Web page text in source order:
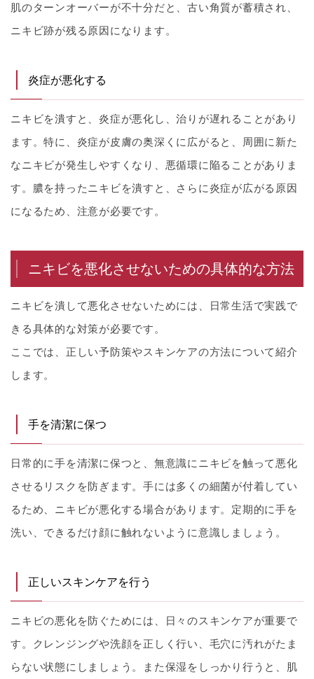
肌のターンオーバーが不十分だと、古い角質が蓄積され、
ニキビ跡が残る原因になります。
炎症が悪化する
ニキビを潰すと、炎症が悪化し、治りが遅れることがあり
ます。特に、炎症が皮膚の奥深くに広がると、周囲に新た
なニキビが発生しやすくなり、悪循環に陥ることがありま
す。膿を持ったニキビを潰すと、さらに炎症が広がる原因
になるため、注意が必要です。
ニキビを悪化させないための具体的な方法
ニキビを潰して悪化させないためには、日常生活で実践で
きる具体的な対策が必要です。
ここでは、正しい予防策やスキンケアの方法について紹介
します。
手を清潔に保つ
日常的に手を清潔に保つと、無意識にニキビを触って悪化
させるリスクを防ぎます。手には多くの細菌が付着してい
るため、ニキビが悪化する場合があります。定期的に手を
洗い、できるだけ顔に触れないように意識しましょう。
正しいスキンケアを行う
ニキビの悪化を防ぐためには、日々のスキンケアが重要で
す。クレンジングや洗顔を正しく行い、毛穴に汚れがたま
らない状態にしましょう。また保湿をしっかり行うと、肌